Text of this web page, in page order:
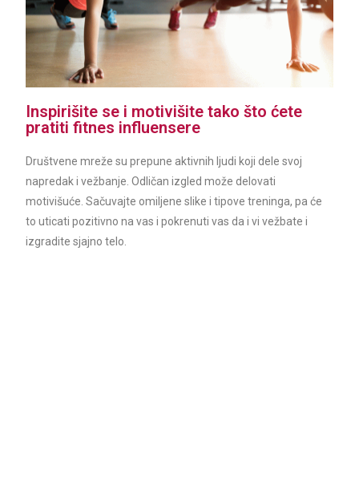
Inspirišite se i motivišite tako što ćete
pratiti fitnes influensere
Društvene mreže su prepune aktivnih ljudi koji dele svoj
napredak i vežbanje. Odličan izgled može delovati
motivišuće. Sačuvajte omiljene slike i tipove treninga, pa će
to uticati pozitivno na vas i pokrenuti vas da i vi vežbate i
izgradite sjajno telo.